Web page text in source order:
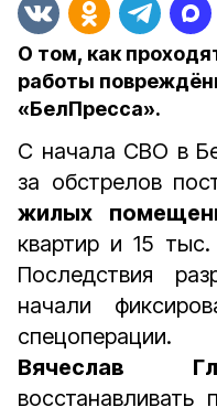
О том, как
работы
«БелПресса».
С начала СВО в
за обстрелов
жилых
квартир и 15
Последствия
начали
спецоперации.
Вячеслав